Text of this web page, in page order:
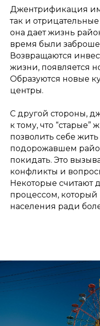
Джентрификация
так и
она дает жизнь
время были
Возвращаются
жизни, появляется
Образуются новые
центры.
С другой стороны,
к тому, что “старые”
позволить себе
подорожавшем
покидать. Это
конфликты и
Некоторые
процессом, который
населения ради